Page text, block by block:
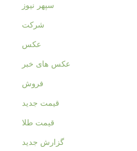
سپهر نیوز
شرکت
عکس
عکس های خبر
فروش
قیمت جدید
قیمت طلا
گزارش جدید